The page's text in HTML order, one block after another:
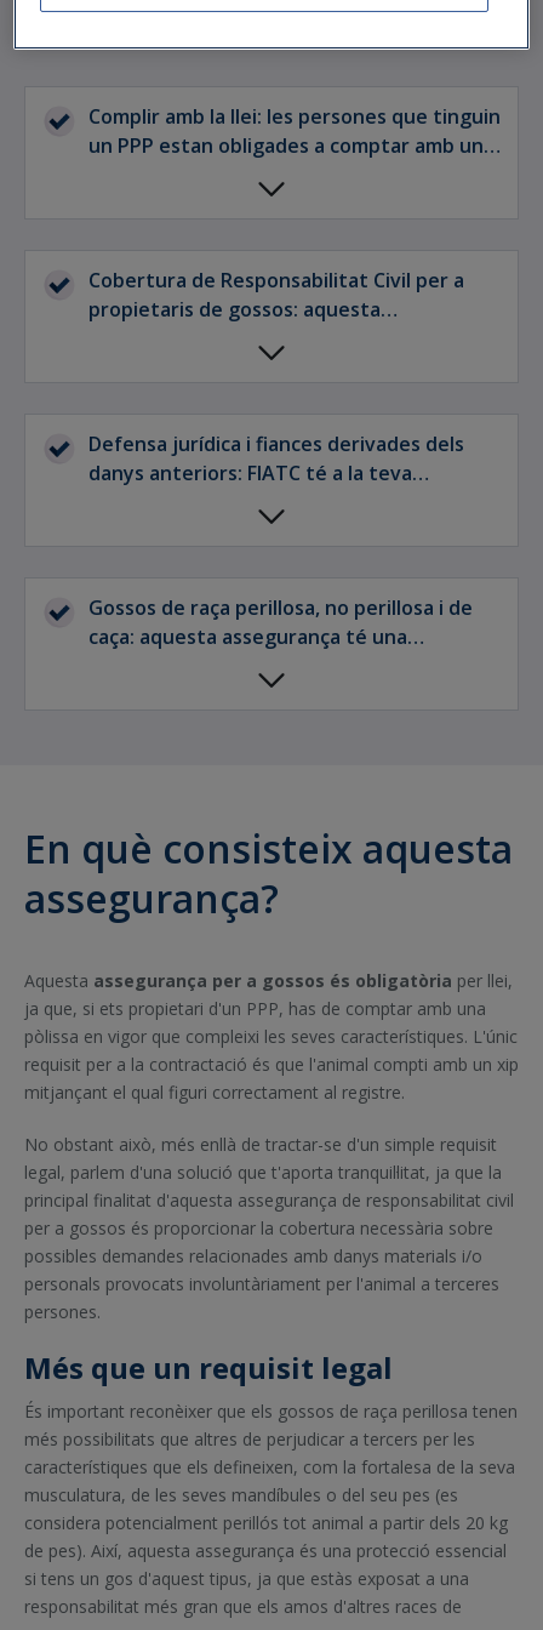
perillosos
Complir amb la llei: les persones que tinguin
un PPP estan obligades a comptar amb una
assegurança amb un capital fixat per llei
(varia segons la comunitat autònoma).
Cobertura de Responsabilitat Civil per a
propietaris de gossos: aquesta
assegurança respon per tu com a amo de
l'animal davant de possibles perjudicis que
Defensa jurídica i fiances derivades dels
danys anteriors: FIATC té a la teva
disposició un servei d'assistència jurídica
amb professionals que t'assessoren sobre
Gossos de raça perillosa, no perillosa i de
caça: aquesta assegurança té una
cobertura àmplia que pot abastar diferents
En què consisteix aquesta
assegurança?
Aquesta assegurança per a gossos és obligatòria per llei,
ja que, si ets propietari d'un PPP, has de comptar amb una
pòlissa en vigor que compleixi les seves característiques. L'únic
requisit per a la contractació és que l'animal compti amb un xip
mitjançant el qual figuri correctament al registre.
No obstant això, més enllà de tractar-se d'un simple requisit
legal, parlem d'una solució que t'aporta tranquil·litat, ja que la
principal finalitat d'aquesta assegurança de responsabilitat civil
per a gossos és proporcionar la cobertura necessària sobre
possibles demandes relacionades amb danys materials i/o
personals provocats involuntàriament per l'animal a terceres
persones.
Més que un requisit legal
És important reconèixer que els gossos de raça perillosa tenen
més possibilitats que altres de perjudicar a tercers per les
característiques que els defineixen, com la fortalesa de la seva
musculatura, de les seves mandíbules o del seu pes (es
considera potencialment perillós tot animal a partir dels 20 kg
de pes). Així, aquesta assegurança és una protecció essencial
si tens un gos d'aquest tipus, ja que estàs exposat a una
responsabilitat més gran que els amos d'altres races de